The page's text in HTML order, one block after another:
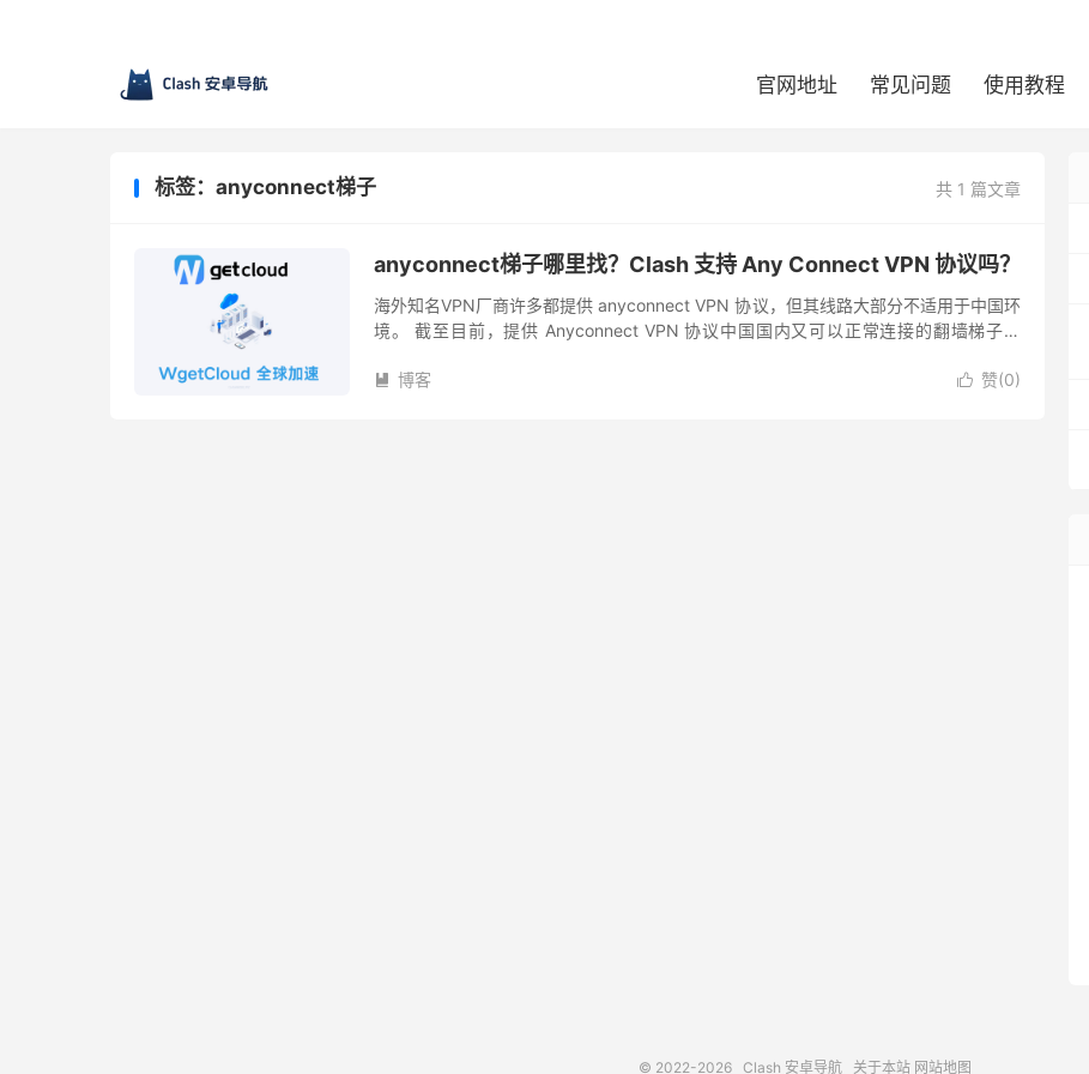
官网地址 常见问题 使用教程
共 1 篇文章
标签：anyconnect梯子
anyconnect梯子哪里找？Clash 支持 Any Connect VPN 协议吗？
海外知名VPN厂商许多都提供 anyconnect VPN 协议，但其线路大部分不适用于中国环
境。 截至目前，提供 Anyconnect VPN 协议中国国内又可以正常连接的翻墙梯子不
 赞(0)
 博客
© 2022-2026 Clash 安卓导航 关于本站 网站地图